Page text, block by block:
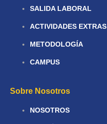
SALIDA LABORAL
ACTIVIDADES EXTRAS
METODOLOGÍA
CAMPUS
Sobre Nosotros
NOSOTROS